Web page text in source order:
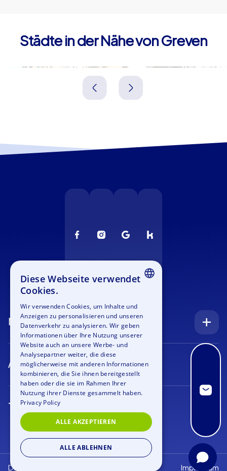
Städte in der Nähe von Greven
Münster
Deutschland
Navigation
Startseite
Anfrage
Blog
Stellenangebote
Bildergalerie
Über uns
Kontakt
Anlässe
Firmenfeier
Teamtraining
Rahmenprogramm
Outdoor Event
Azubi Event
Teamevents
Geocaching
Krimi Geocaching
Xmas Geocaching
Datenschutz Impressum
GERMAN
SPANISH
ITALIAN
DUTCH
Diese Webseite verwendet
Cookies.
Wir verwenden Cookies, um Inhalte und
Anzeigen zu personalisieren und unseren
Datenverkehr zu analysieren. Wir geben
Informationen über Ihre Nutzung unserer
Website auch an unsere Werbe- und
Analysepartner weiter, die diese
möglicherweise mit anderen Informationen
kombinieren, die Sie ihnen bereitgestellt
haben oder die sie im Rahmen Ihrer
Nutzung ihrer Dienste gesammelt haben.
Privacy Policy
ALLE AKZEPTIEREN
ALLE ABLEHNEN